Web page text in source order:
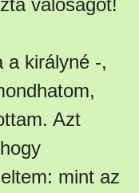
a királyné -,
Azt
mint az